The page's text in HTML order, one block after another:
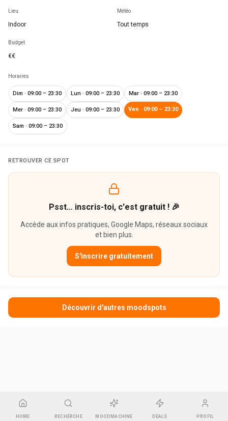
HOME RECHERCHE MOODMACHINE DEALS PROFIL
Lieu
Indoor
Météo
Tout temps
Budget
€€
Horaires
Dim · 09:00 – 23:30 Lun · 09:00 – 23:30 Mar · 09:00 – 23:30
Mer · 09:00 – 23:30 Jeu · 09:00 – 23:30 Ven · 09:00 – 23:30
Sam · 09:00 – 23:30
RETROUVER CE SPOT
Psst… inscris-toi, c'est gratuit ! 🎉
Accède aux infos pratiques, Google Maps, réseaux sociaux
et bien plus.
S'inscrire gratuitement
Découvrir d'autres moodspots